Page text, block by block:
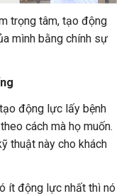
trọng tâm, tạo động
mình bằng chính sự
động lực lấy bệnh
cách mà họ muốn.
thuật này cho khách
ít động lực nhất thì nó